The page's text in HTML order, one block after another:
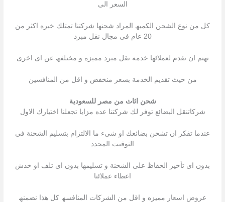
السعر الى
كل من نوع الشحن الكمیھ المراد شحنھا شركتنا تمتلك خبره اكثر من
20 عام فى مجال نقل مبرد
تھتم ان تقدم لعملائھا خدمة نقل مبرد ممیزه و مختلفھ عن اى اخرى
من حیث تقدیم الخدمة بسعر منخفض و اقل من المنافسین
شحن اثاث من مصر للسعودية
شركاتنقل البضائع توفر لك شركتنا عده مزایا تجعلنا اختیارك الاول
عندما تفكر ان تشحن بضائعك او شىء ما الالتزام بتسلیم الشحنة فى
التوقیت المحدد
بدون اى تأخیر الحفاظ على الشحنة و تسلیمھا بدون اى تلف او خدش
اعطاء عملائنا
عروض اسعار ممیزه و اقل من الشركات المنافسھ كل ھذا نضمنھ